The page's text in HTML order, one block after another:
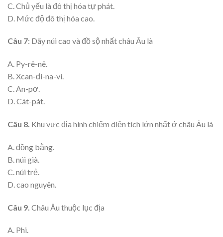
C. Chủ yếu là đô thị hóa tự phát.
D. Mức độ đô thị hóa cao.
Câu 7: Dãy núi cao và đồ sộ nhất châu Âu là
A. Py-rê-nê.
B. Xcan-đi-na-vi.
C. An-pơ.
D. Cát-pát.
Câu 8. Khu vực địa hình chiếm diện tích lớn nhất ở châu Âu là
A. đồng bằng.
B. núi già.
C. núi trẻ.
D. cao nguyên.
Câu 9. Châu Âu thuộc lục địa
A. Phi.